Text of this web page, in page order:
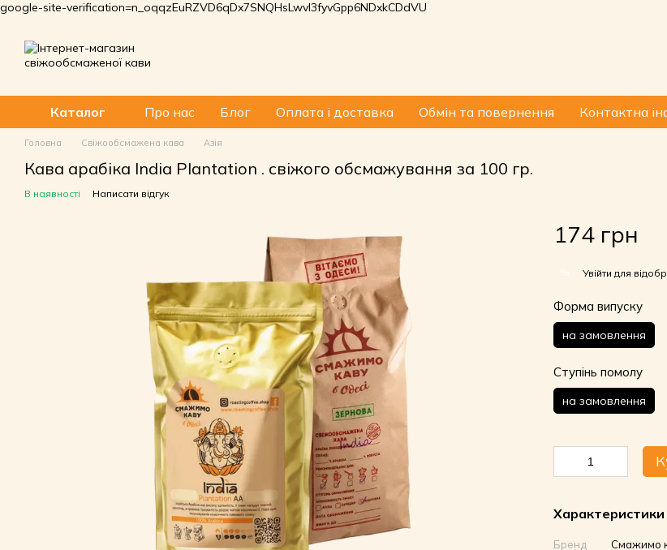
google-site-verification=n_oqqzEuRZVD6qDx7SNQHsLwvI3fyvGpp6NDxkCDdVU
Каталог Про нас Блог Оплата і доставка Обмін та повернення Контактна
Головна Свіжообсмажена кава Азія
Кава арабіка India Plantation . свіжого обсмажування за 100 гр.
В наявності Написати відгук
174 грн
% Увійти для
Форма випуску
на замовлення
Ступінь помолу
на замовлення
Характеристики
Бренд Смажимо